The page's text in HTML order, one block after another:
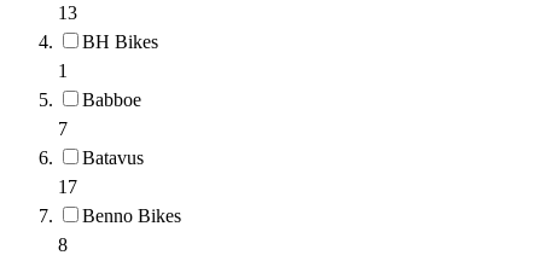
13
BH Bikes
1
Babboe
7
Batavus
17
Benno Bikes
8